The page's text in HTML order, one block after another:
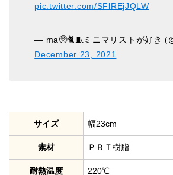
pic.twitter.com/SFlREjJQLW
— ma🥺🐈🧵ミニマリストが好き
December 23, 2021
サイズ 幅23cm
素材 ＰＢＴ樹脂
耐熱温度 220℃